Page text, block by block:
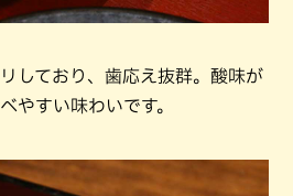
しており、歯応え抜群。酸味が
やすい味わいです。